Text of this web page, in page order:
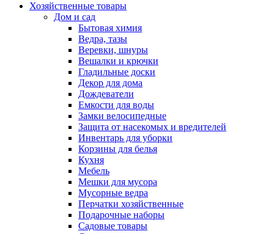
Хозяйственные товары
Дом и сад
Бытовая химия
Ведра, тазы
Веревки, шнуры
Вешалки и крючки
Гладильные доски
Декор для дома
Дождеватели
Емкости для воды
Замки велосипедные
Защита от насекомых и вредителей
Инвентарь для уборки
Корзины для белья
Кухня
Мебель
Мешки для мусора
Мусорные ведра
Перчатки хозяйственные
Подарочные наборы
Садовые товары